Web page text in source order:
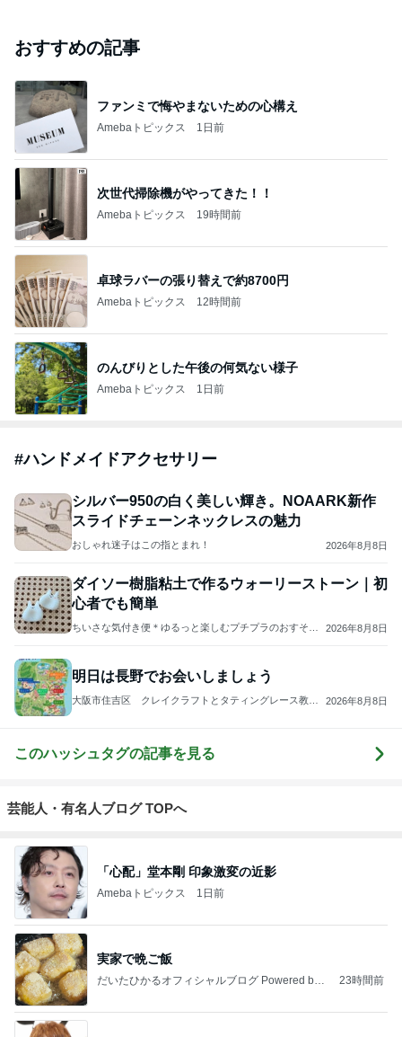
おすすめの記事
ファンミで悔やまないための心構え
Amebaトピックス 1日前
次世代掃除機がやってきた！！
Amebaトピックス 19時間前
卓球ラバーの張り替えで約8700円
Amebaトピックス 12時間前
のんびりとした午後の何気ない様子
Amebaトピックス 1日前
#ハンドメイドアクセサリー
シルバー950の白く美しい輝き。NOAARK新作
スライドチェーンネックレスの魅力
おしゃれ迷子はこの指とまれ！ 2026年8月8日
ダイソー樹脂粘土で作るウォーリーストーン｜初
心者でも簡単
ちいさな気付き便＊ゆるっと楽しむプチプラのおすそわ
2026年8月8日
明日は長野でお会いしましょう
大阪市住吉区 クレイクラフトとタティングレース教
2026年8月8日
このハッシュタグの記事を見る
芸能人・有名人ブログ TOPへ
「心配」堂本剛 印象激変の近影
Amebaトピックス 1日前
実家で晩ご飯
だいたひかるオフィシャルブログ Powered by
23時間前